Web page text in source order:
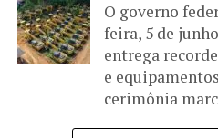
O governo
feira, 5 de
entrega
e
cerimônia